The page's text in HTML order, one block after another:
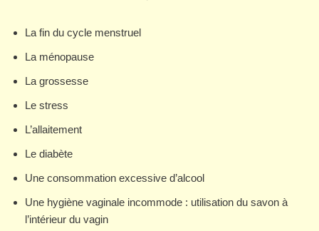
La fin du cycle menstruel
La ménopause
La grossesse
Le stress
L’allaitement
Le diabète
Une consommation excessive d’alcool
Une hygiène vaginale incommode : utilisation du savon à
l’intérieur du vagin